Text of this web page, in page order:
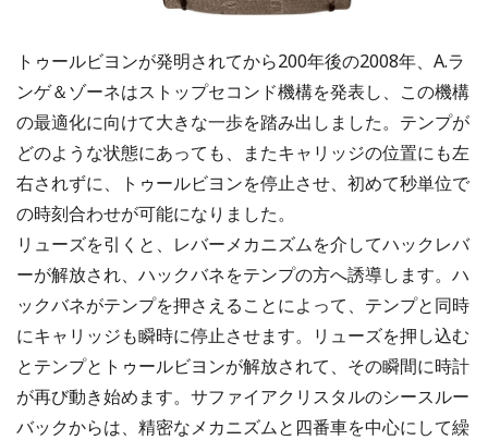
トゥールビヨンが発明されてから200年後の2008年、A.ラ
ンゲ＆ゾーネはストップセコンド機構を発表し、この機構
の最適化に向けて大きな一歩を踏み出しました。テンプが
どのような状態にあっても、またキャリッジの位置にも左
右されずに、トゥールビヨンを停止させ、初めて秒単位で
の時刻合わせが可能になりました。
リューズを引くと、レバーメカニズムを介してハックレバ
ーが解放され、ハックバネをテンプの方へ誘導します。ハ
ックバネがテンプを押さえることによって、テンプと同時
にキャリッジも瞬時に停止させます。リューズを押し込む
とテンプとトゥールビヨンが解放されて、その瞬間に時計
が再び動き始めます。サファイアクリスタルのシースルー
バックからは、精密なメカニズムと四番車を中心にして繰